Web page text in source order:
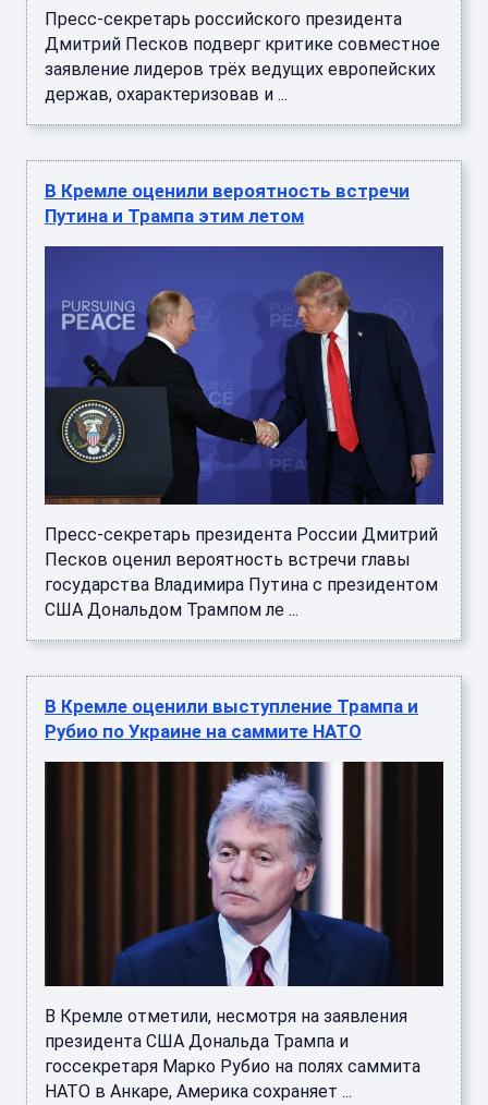
Пресс-секретарь российского президента
Дмитрий Песков подверг критике совместное
заявление лидеров трёх ведущих европейских
держав, охарактеризовав и ...
В Кремле оценили вероятность встречи
Путина и Трампа этим летом
Пресс-секретарь президента России Дмитрий
Песков оценил вероятность встречи главы
государства Владимира Путина с президентом
США Дональдом Трампом ле ...
В Кремле оценили выступление Трампа и
Рубио по Украине на саммите НАТО
В Кремле отметили, несмотря на заявления
президента США Дональда Трампа и
госсекретаря Марко Рубио на полях саммита
НАТО в Анкаре, Америка сохраняет ...